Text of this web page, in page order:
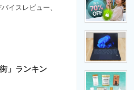
製造業のIT導入・活用を支援
エネルギーの専門メディア
イスレビュー、
」ランキン